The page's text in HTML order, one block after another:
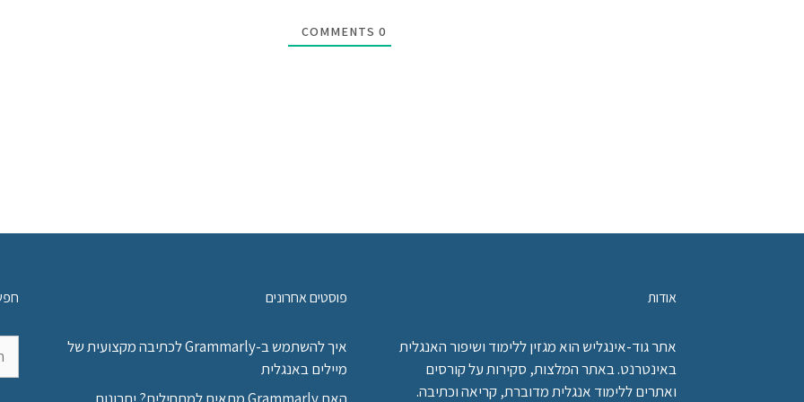
0
אודות
אתר גוד-אינגליש הוא מגזין ללימוד ושיפור האנגלית
באינטרנט. באתר המלצות, סקירות על קורסים
ואתרים ללימוד אנגלית מדוברת, קריאה וכתיבה.
פוסטים אחרונים
איך להשתמש ב-Grammarly לכתיבה מקצועית של
מיילים באנגלית